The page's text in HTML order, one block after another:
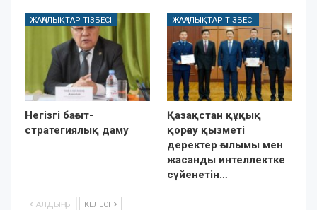
ЖАҢАЛЫҚТАР ТІЗБЕСІ
Негізгі бағыт-
стратегиялық даму
ЖАҢАЛЫҚТАР ТІЗБЕСІ
Қазақстан құқық
қорғау қызметі
деректер ғылымы мен
жасанды интеллектке
сүйенетін…
АЛДЫҢҒЫ КЕЛЕСІ